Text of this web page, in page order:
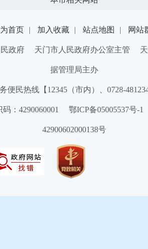
首页 | 加入收藏 | 站点地图 | 网站
民政府 天门市人民政府办公室主管 天
据管理局主办
便民热线【12345（市内）、0728-
码：4290060001 鄂ICP备05005537号
42900602000138号